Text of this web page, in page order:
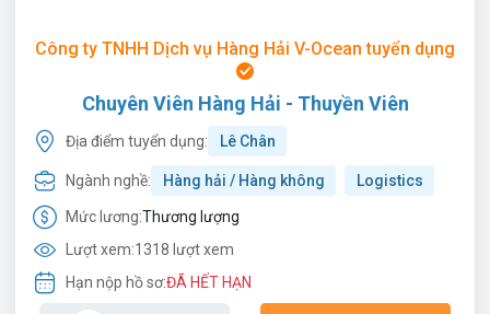
Công ty TNHH Dịch vụ Hàng Hải V-Ocean tuyển dụng
Chuyên Viên Hàng Hải - Thuyền Viên
Địa điểm tuyển dụng: Lê Chân
Ngành nghề: Hàng hải / Hàng không Logistics
Mức lương:Thương lượng
Lượt xem:1318 lượt xem
Hạn nộp hồ sơ:ĐÃ HẾT HẠN